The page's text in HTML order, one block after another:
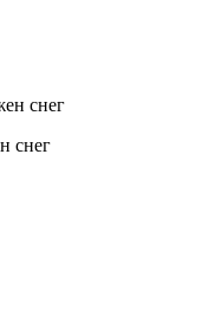
снег
снег